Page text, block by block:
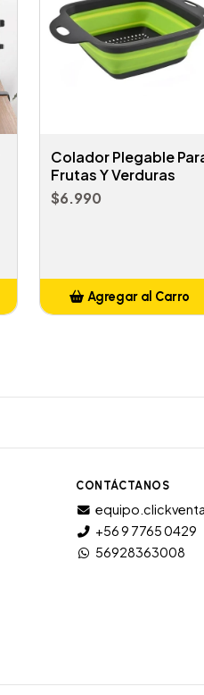
Colador Plegable
Frutas Y Verduras
$6.990
Agregar al Carro
CONTÁCTANOS
+56 9 7765 0429
56928363008